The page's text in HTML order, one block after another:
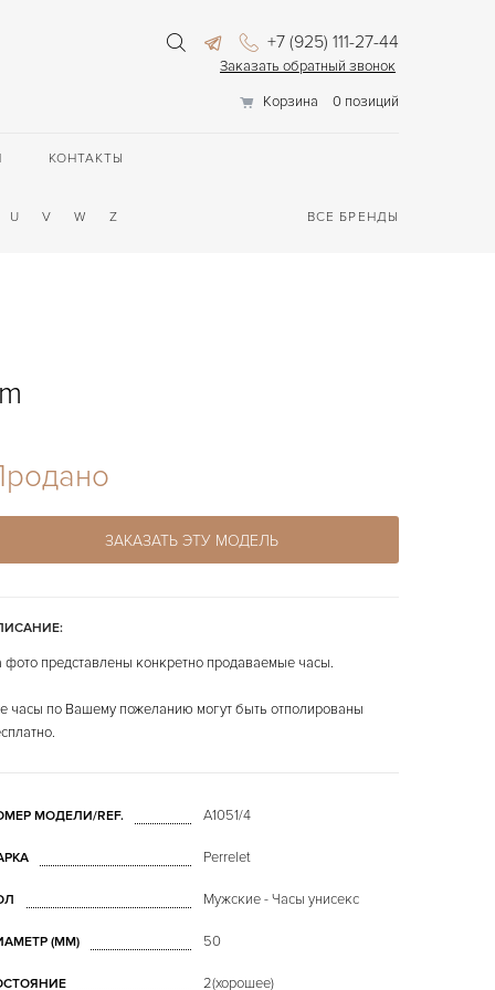
+7 (925) 111-27-44
Заказать обратный звонок
Корзина
0 позиций
КОНТАКТЫ
U V W Z ВСЕ БРЕНДЫ
ЗАКАЗАТЬ ЭТУ МОДЕЛЬ
фото представлены конкретно продаваемые часы.
часы по Вашему пожеланию могут быть отполированы
МОДЕЛИ/REF. A1051/4
Perrelet
Мужские - Часы унисекс
(MM) 50
2(хорошее)